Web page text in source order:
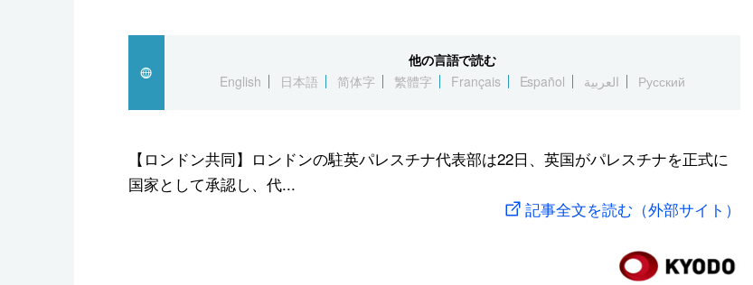
スポーツ・東京2020
他の言語で読む
English
日本語 简体字 繁體字 Français Español العربية Русский
【ロンドン共同】ロンドンの駐英パレスチナ代表部は22日、英国がパレスチナを正式に
国家として承認し、代...
記事全文を読む（外部サイト）